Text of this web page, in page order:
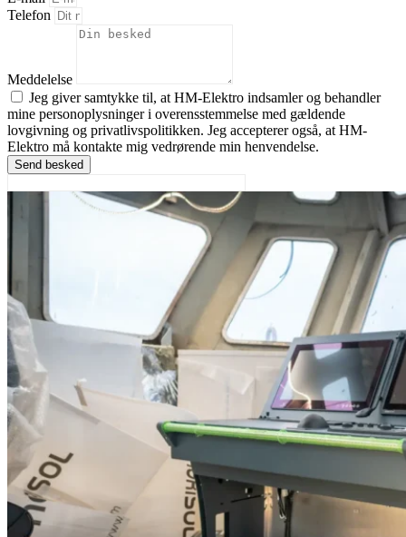
Telefon
Meddelelse
Jeg giver samtykke til, at HM-Elektro indsamler og behandler
mine personoplysninger i overensstemmelse med gældende
lovgivning og privatlivspolitikken. Jeg accepterer også, at HM-
Elektro må kontakte mig vedrørende min henvendelse.
Send besked